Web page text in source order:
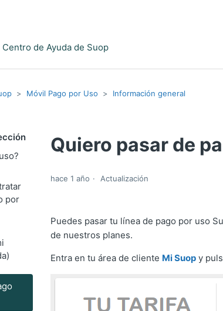
Centro de Ayuda de Suop
Móvil Pago por Uso Información general
por
Quiero pasar de
hace 1 año Actualización
Puedes pasar tu línea de pago por uso
de nuestros planes.
Entra en tu área de cliente Mi Suop y